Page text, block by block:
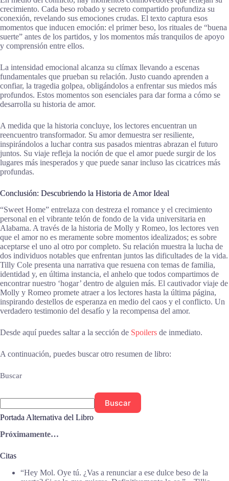
crecimiento. Cada beso robado y secreto compartido profundiza su
conexión, revelando sus emociones crudas. El texto captura esos
momentos que inducen emoción: el primer beso, los rituales de “buena
suerte” antes de los partidos, y los momentos más tranquilos de apoyo
y comprensión entre ellos.
La intensidad emocional alcanza su clímax llevando a escenas
fundamentales que prueban su relación. Justo cuando aprenden a
confiar, la tragedia golpea, obligándolos a enfrentar sus miedos más
profundos. Estos momentos son esenciales para dar forma a cómo se
desarrolla su historia de amor.
A medida que la historia concluye, los lectores encuentran un
reencuentro transformador. Su amor demuestra ser resiliente,
inspirándolos a luchar contra sus pasados mientras abrazan el futuro
juntos. Su viaje refleja la noción de que el amor puede surgir de los
lugares más inesperados y que puede sanar incluso las cicatrices más
profundas.
Conclusión: Descubriendo la Historia de Amor Ideal
“Sweet Home” entrelaza con destreza el romance y el crecimiento
personal en el vibrante telón de fondo de la vida universitaria en
Alabama. A través de la historia de Molly y Romeo, los lectores ven
que el amor no es meramente sobre momentos idealizados; es sobre
aceptarse el uno al otro por completo. Su relación muestra la lucha de
dos individuos notables que enfrentan juntos las dificultades de la vida.
Tilly Cole presenta una narrativa que resuena con temas de familia,
identidad y, en última instancia, el anhelo que todos compartimos de
encontrar nuestro ‘hogar’ dentro de alguien más. El cautivador viaje de
Molly y Romeo promete atraer a los lectores hasta la última página,
inspirando destellos de esperanza en medio del caos y el conflicto. Un
verdadero testimonio del desafío y la recompensa del amor.
Desde aquí puedes saltar a la sección de Spoilers de inmediato.
A continuación, puedes buscar otro resumen de libro:
Buscar
Buscar
Portada Alternativa del Libro
Próximamente…
Citas
“Hey Mol. Oye tú. ¿Vas a renunciar a ese dulce beso de la